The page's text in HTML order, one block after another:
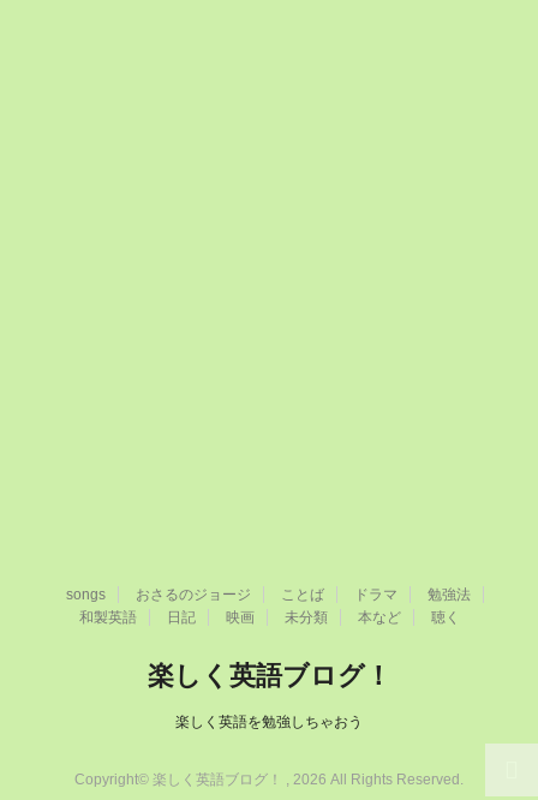
songs おさるのジョージ ことば ドラマ
勉強法
和製英語
日記 映画 未分類 本など 聴く
楽しく英語ブログ！
楽しく英語を勉強しちゃおう
Copyright© 楽しく英語ブログ！ , 2026 All Rights Reserved.